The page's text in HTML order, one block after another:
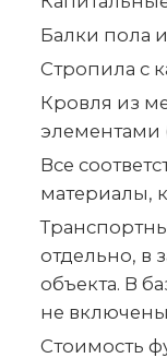
Балки пола
Стропила с
Кровля из
элементами
Все
материалы,
отдельно, в
объекта. В
не включены
Стоимость